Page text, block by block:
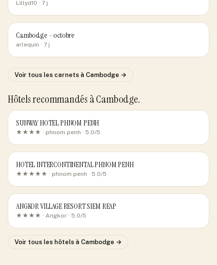
Lillyd10 · 7 j
Cambodge - octobre
arlequin · 7 j
Voir tous les carnets à Cambodge →
Hôtels recommandés à Cambodge.
SUNWAY HOTEL PHNOM PENH
★★★★ · phnom penh · 5.0/5
HOTEL INTERCONTINENTAL PHNOM PENH
★★★★★ · phnom penh · 5.0/5
ANGKOR VILLAGE RESORT SIEM REAP
★★★★ · Angkor · 5.0/5
Voir tous les hôtels à Cambodge →